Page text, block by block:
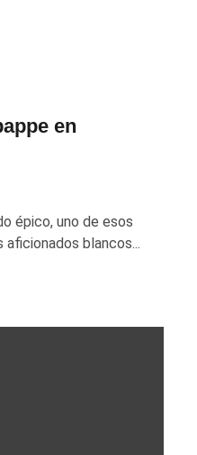
en
épico, uno de esos
blancos...